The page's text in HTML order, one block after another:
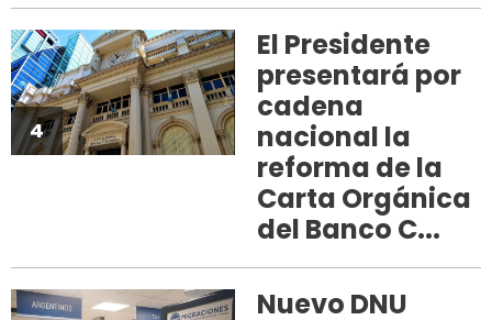
4
El Presidente
presentará por
cadena
nacional la
reforma de la
Carta Orgánica
del Banco C...
Nuevo DNU